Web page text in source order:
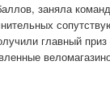
заняла
главный